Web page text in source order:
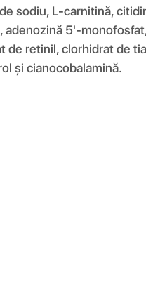
sodiu, L-carnitină,
5'-
retinil, clorhidrat de
și cianocobalamină.